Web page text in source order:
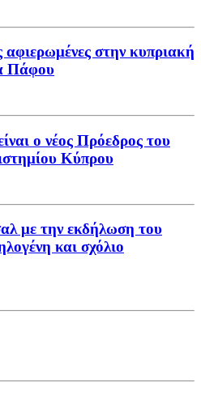
αφιερωμένες στην κυπριακή
Πάφου
ο νέος Πρόεδρος του
Κύπρου
με την εκδήλωση του
και σχόλιο